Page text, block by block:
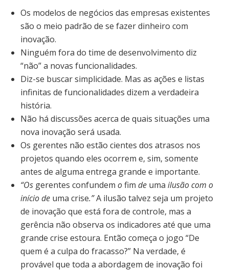
Os modelos de negócios das empresas existentes
são o meio padrão de se fazer dinheiro com
inovação.
Ninguém fora do time de desenvolvimento diz
“não” a novas funcionalidades.
Diz-se buscar simplicidade. Mas as ações e listas
infinitas de funcionalidades dizem a verdadeira
história.
Não há discussões acerca de quais situações uma
nova inovação será usada.
Os gerentes não estão cientes dos atrasos nos
projetos quando eles ocorrem e, sim, somente
antes de alguma entrega grande e importante.
“Os gerentes confundem ofim de uma ilusão com o
início de uma crise.”A ilusão talvez seja um projeto
de inovação que está fora de controle, mas a
gerência não observa os indicadores até que uma
grande crise estoura. Então começa o jogo “De
quem é a culpa do fracasso?” Na verdade, é
provável que toda a abordagem de inovação foi